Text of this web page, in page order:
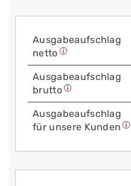
Aus­gabe­auf­schlag
netto
Aus­gabe­auf­schlag
brutto
Aus­gabe­auf­schlag
für unsere Kunden